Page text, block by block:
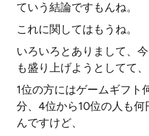
ていう結論ですもんね。
これに関してはもうね。
いろいろとありまして、
も盛り上げようとしてて、
1位の方にはゲームギフト
分、4位から10位の人も
んですけど、